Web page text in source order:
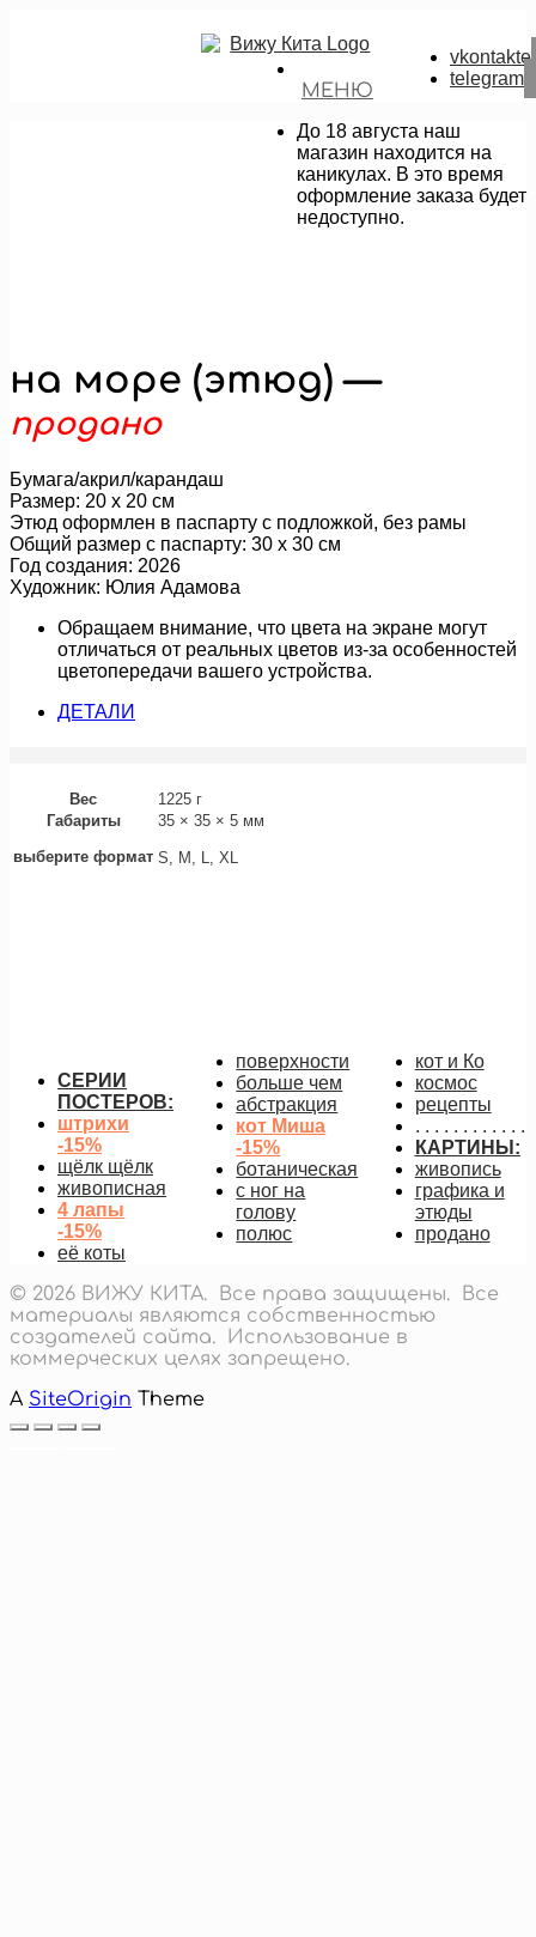
vkontakte
telegram
МЕНЮ
До 18 августа наш
магазин находится на
каникулах. В это время
оформление заказа будет
недоступно.
на море (этюд) —
продано
Бумага/акрил/карандаш
Размер: 20 х 20 см
Этюд оформлен в паспарту с подложкой, без рамы
Общий размер с паспарту: 30 х 30 см
Год создания: 2026
Художник: Юлия Адамова
Обращаем внимание, что цвета на экране могут
отличаться от реальных цветов из-за особенностей
цветопередачи вашего устройства.
ДЕТАЛИ
Вес
1225 г
Габариты
35 × 35 × 5 мм
выберите формат S, M, L, XL
СЕРИИ
ПОСТЕРОВ:
штрихи
-15%
щёлк щёлк
живописная
4 лапы
-15%
её коты
поверхности
больше чем
абстракция
кот Миша
-15%
ботаническая
с ног на
голову
полюс
кот и Ко
космос
рецепты
. . . . . . . . . . . .
КАРТИНЫ:
живопись
графика и
этюды
продано
© 2026 ВИЖУ КИТА. Все права защищены. Все
материалы являются собственностью
создателей сайта. Использование в
коммерческих целях запрещено.
A SiteOrigin Theme